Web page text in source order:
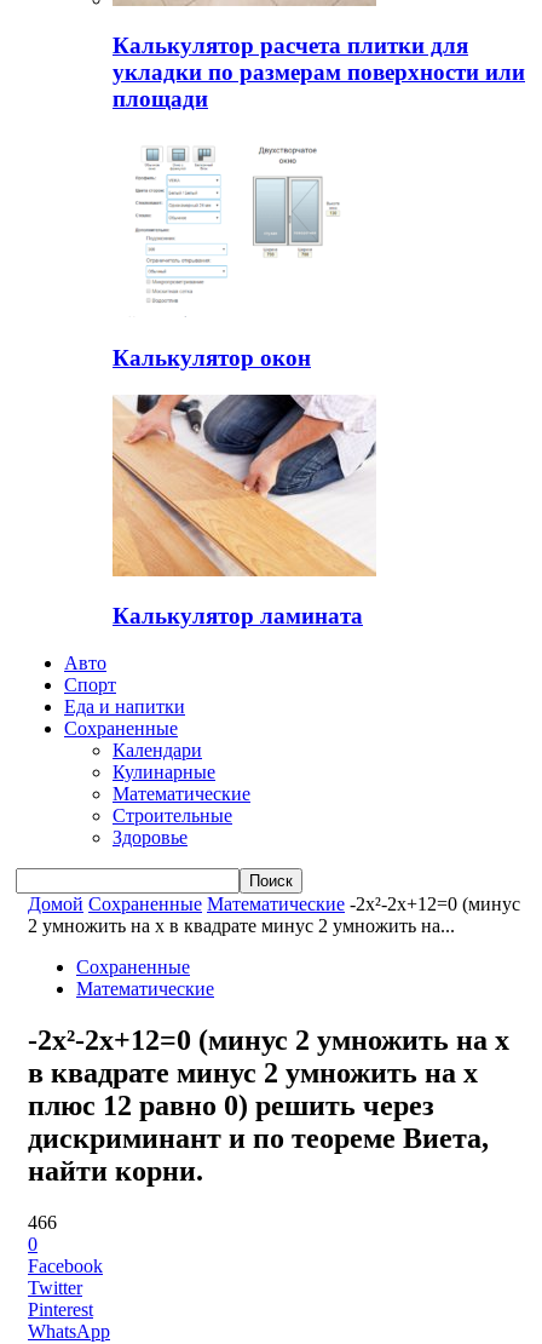
Калькулятор расчета плитки для
укладки по размерам поверхности или
площади
Калькулятор окон
Калькулятор ламината
Авто
Спорт
Еда и напитки
Сохраненные
Календари
Кулинарные
Математические
Строительные
Здоровье
Домой Сохраненные Математические -2x²-2x+12=0 (минус
2 умножить на x в квадрате минус 2 умножить на...
Сохраненные
Математические
-2x²-2x+12=0 (минус 2 умножить на x
в квадрате минус 2 умножить на x
плюс 12 равно 0) решить через
дискриминант и по теореме Виета,
найти корни.
466
0
Facebook
Twitter
Pinterest
WhatsApp